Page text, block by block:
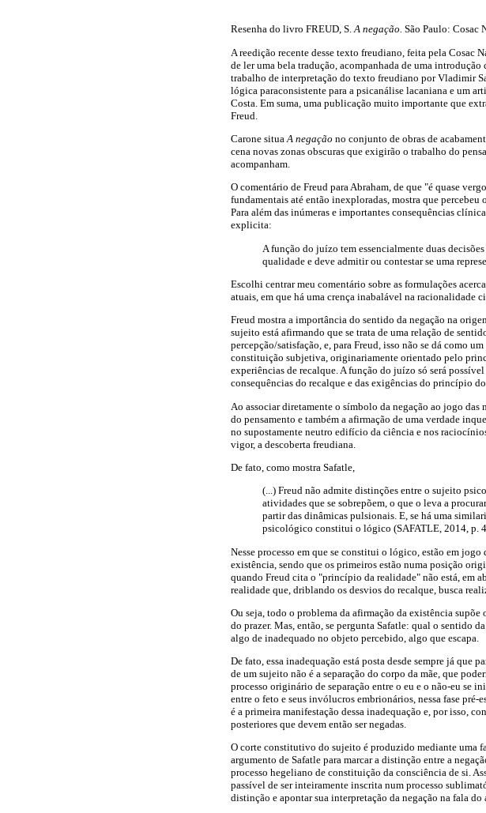
Resenha do livro FREUD, S.A negação. São Paulo: Cosac
A reedição recente desse texto freudiano, feita pela Cosac
de ler uma bela tradução, acompanhada de uma
trabalho de interpretação do texto freudiano por Vladimir
lógica paraconsistente para a psicanálise lacaniana e um
Costa. Em suma, uma publicação muito importante que
Freud.
Carone situa A negação no conjunto de obras de
cena novas zonas obscuras que exigirão o trabalho do
acompanham.
O comentário de Freud para Abraham, de que "é quase
fundamentais até então inexploradas, mostra que percebeu
Para além das inúmeras e importantes consequências
explicita:
A função do juízo tem essencialmente duas
qualidade e deve admitir ou contestar se uma
Escolhi centrar meu comentário sobre as formulações
atuais, em que há uma crença inabalável na racionalidade
Freud mostra a importância do sentido da negação na
sujeito está afirmando que se trata de uma relação de
percepção/satisfação, e, para Freud, isso não se dá como
constituição subjetiva, originariamente orientado pelo
experiências de recalque. A função do juízo só será
consequências do recalque e das exigências do princípio
Ao associar diretamente o símbolo da negação ao jogo
do pensamento e também a afirmação de uma verdade
no supostamente neutro edifício da ciência e nos
vigor, a descoberta freudiana.
De fato, como mostra Safatle,
(...) Freud não admite distinções entre o sujeito
atividades que se sobrepõem, o que o leva a
partir das dinâmicas pulsionais. E, se há uma
psicológico constitui o lógico (SAFATLE, 2014, p.
Nesse processo em que se constitui o lógico, estão em
existência, sendo que os primeiros estão numa posição
quando Freud cita o "princípio da realidade" não está, em
realidade que, driblando os desvios do recalque, busca
Ou seja, todo o problema da afirmação da existência
do prazer. Mas, então, se pergunta Safatle: qual o sentido
algo de inadequado no objeto percebido, algo que escapa.
De fato, essa inadequação está posta desde sempre já que
de um sujeito não é a separação do corpo da mãe, que
processo originário de separação entre o eu e o não-eu se
entre o feto e seus invólucros embrionários, nessa fase pré-
é a primeira manifestação dessa inadequação e, por isso,
posteriores que devem então ser negadas.
O corte constitutivo do sujeito é produzido mediante uma
argumento de Safatle para marcar a distinção entre a
processo hegeliano de constituição da consciência de si.
passível de ser inteiramente inscrita num processo
distinção e apontar sua interpretação da negação na fala do